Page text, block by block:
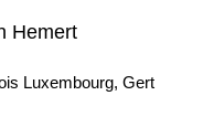
Hemert
Luxembourg, Gert